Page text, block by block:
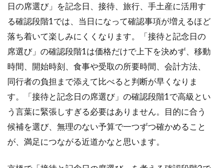
日の席選び」を記念日、接待、旅行、手土産に活用す
る確認段階1では、当日になって確認事項が増えるほど
落ち着いて楽しみにくくなります。「接待と記念日の
席選び」の確認段階1は価格だけで上下を決めず、移動
時間、開始時刻、食事や受取の所要時間、会計方法、
同行者の負担まで添えて比べると判断が早くなりま
す。「接待と記念日の席選び」の確認段階1で高級とい
う言葉に緊張しすぎる必要はありません。目的に合う
候補を選び、無理のない予算で一つずつ確かめること
が、満足につながる近道かなと思います。